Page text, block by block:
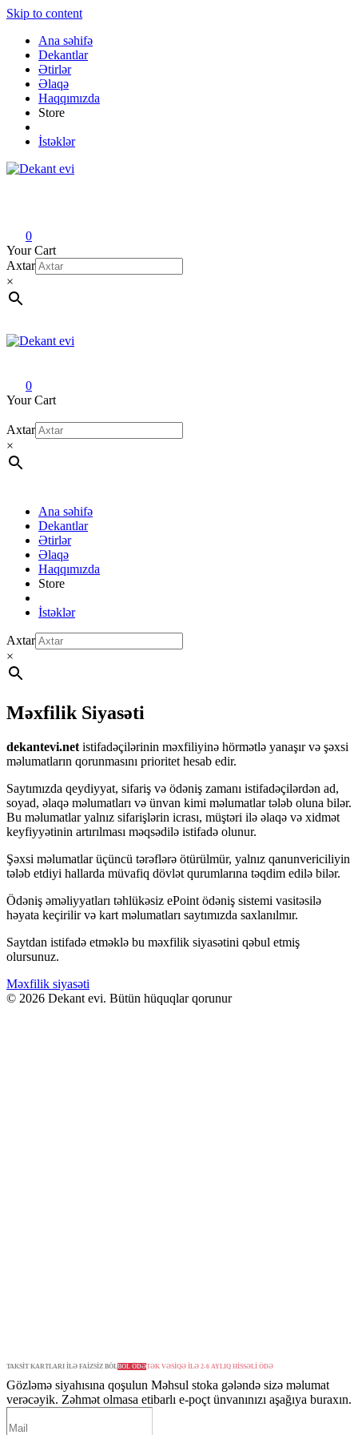
Skip to content
Ana səhifə
Dekantlar
Ətirlər
Əlaqə
Haqqımızda
Store
İstəklər
0
Your Cart
Axtar
×
0
Your Cart
Axtar
×
Ana səhifə
Dekantlar
Ətirlər
Əlaqə
Haqqımızda
Store
İstəklər
Axtar
×
Məxfilik Siyasəti
dekantevi.net istifadəçilərinin məxfiliyinə hörmətlə yanaşır və şəxsi
məlumatların qorunmasını prioritet hesab edir.
Saytımızda qeydiyyat, sifariş və ödəniş zamanı istifadəçilərdən ad,
soyad, əlaqə məlumatları və ünvan kimi məlumatlar tələb oluna bilər.
Bu məlumatlar yalnız sifarişlərin icrası, müştəri ilə əlaqə və xidmət
keyfiyyətinin artırılması məqsədilə istifadə olunur.
Şəxsi məlumatlar üçüncü tərəflərə ötürülmür, yalnız qanunvericiliyin
tələb etdiyi hallarda müvafiq dövlət qurumlarına təqdim edilə bilər.
Ödəniş əməliyyatları təhlükəsiz ePoint ödəniş sistemi vasitəsilə
həyata keçirilir və kart məlumatları saytımızda saxlanılmır.
Saytdan istifadə etməklə bu məxfilik siyasətini qəbul etmiş
olursunuz.
Məxfilik siyasəti
© 2026 Dekant evi. Bütün hüquqlar qorunur
TAKSİT KARTLARI İLƏ FAİZSİZ BÖLBÖL ÖDƏTƏK VƏSİQƏ İLƏ 2-6 AYLIQ HİSSƏLİ ÖDƏ
Gözləmə siyahısına qoşulun Məhsul stoka gələndə sizə məlumat
verəcəyik. Zəhmət olmasa etibarlı e-poçt ünvanınızı aşağıya buraxın.